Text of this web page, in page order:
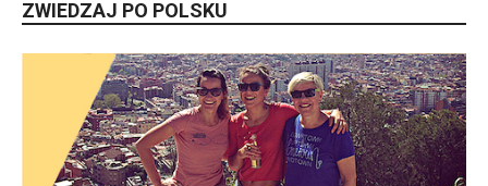
ZWIEDZAJ PO POLSKU